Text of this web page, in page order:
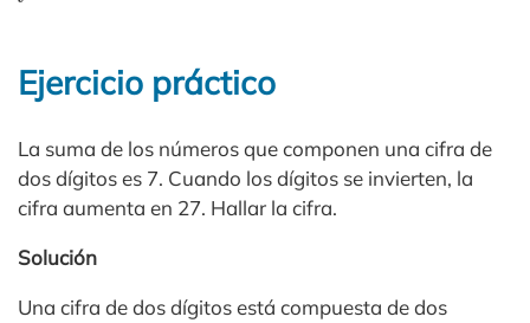
Ejercicio práctico
La suma de los números que componen una cifra de
dos dígitos es 7. Cuando los dígitos se invierten, la
cifra aumenta en 27. Hallar la cifra.
Solución
Una cifra de dos dígitos está compuesta de dos